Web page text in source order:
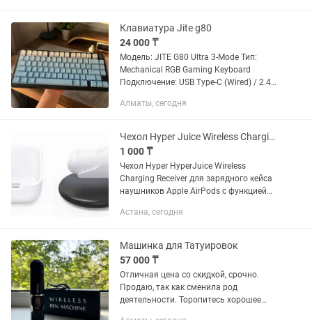
Клавиатура Jite g80
24 000 ₸
Модель: JITE G80 Ultra 3-Mode Тип:
Mechanical RGB Gaming Keyboard
Подключение: USB Type-C (Wired) / 2.4G
Механическая конструкция (Mechanical
Алматы, сегодня
Чехол Hyper Juice Wireless Charging Receiver для AirPods белый
1 000 ₸
Чехол Hyper HyperJuice Wireless
Charging Receiver для зарядного кейса
наушников Apple AirPods с функцией
пластик Беспроводная зарядка Qi,
Астана, сегодня
Машинка для Татуировок
57 000 ₸
Отличная цена со скидкой, срочно.
Продаю, так как сменила род
деятельности. Торопитесь хорошее